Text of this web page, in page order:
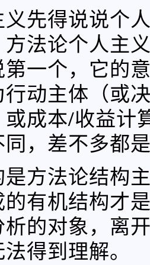
先得说说个
法论个人主
一个，它的
动主体（或
成本/收益计
，差不多都
方法论结构
有机结构才
的对象，离
得到理解。